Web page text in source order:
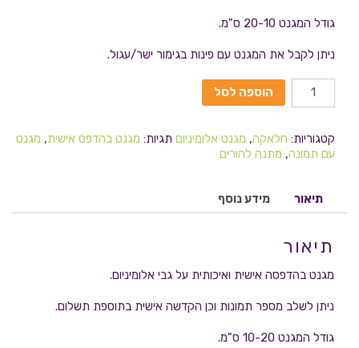
גודל המגנט 20-10 ס"מ.
ניתן לקבל את המגנט עם פינות בגימור ישר/עגול.
הוספה לסל
קטגוריות: חלאקה, מגנט אלומיניום תגיות: מגנט בהדפס אישית, מגנט
עם תמונה, מתנה להורים
תיאור מידע נוסף
תיאור
מגנט בהדפסה אישית ואיכותית על גבי אלומיניום.
ניתן לשלב מספר תמונות וכן הקדשה אישית בתוספת תשלום.
גודל המגנט 10-20 ס"מ.